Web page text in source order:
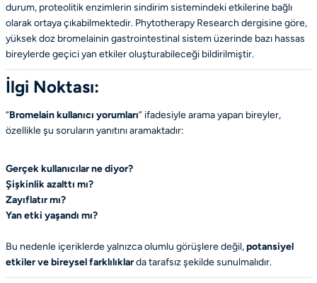
durum, proteolitik enzimlerin sindirim sistemindeki etkilerine bağlı
olarak ortaya çıkabilmektedir. Phytotherapy Research dergisine göre,
yüksek doz bromelainin gastrointestinal sistem üzerinde bazı hassas
bireylerde geçici yan etkiler oluşturabileceği bildirilmiştir.
İlgi Noktası:
“Bromelain kullanıcı yorumları” ifadesiyle arama yapan bireyler,
özellikle şu soruların yanıtını aramaktadır:
Gerçek kullanıcılar ne diyor?
Şişkinlik azalttı mı?
Zayıflatır mı?
Yan etki yaşandı mı?
Bu nedenle içeriklerde yalnızca olumlu görüşlere değil,potansiyel
etkiler ve bireysel farklılıklarda tarafsız şekilde sunulmalıdır.